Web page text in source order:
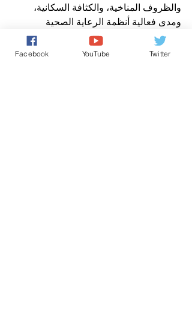
والظروف المناخية، والكثافة السكانية،
ومدى فعالية أنظمة الرعاية الصحية
وما من علاج أو لقاح حاليا ضد فيروس زيكا
Facebook YouTube Twitter